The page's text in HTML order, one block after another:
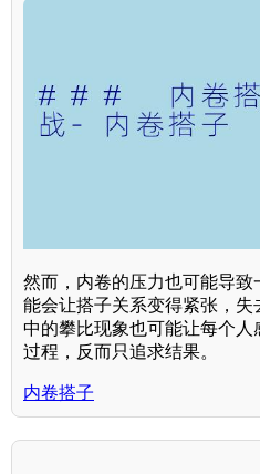
然而，内卷的压力也可能导
能会让搭子关系变得紧张，
中的攀比现象也可能让每个
过程，反而只追求结果。
内卷搭子